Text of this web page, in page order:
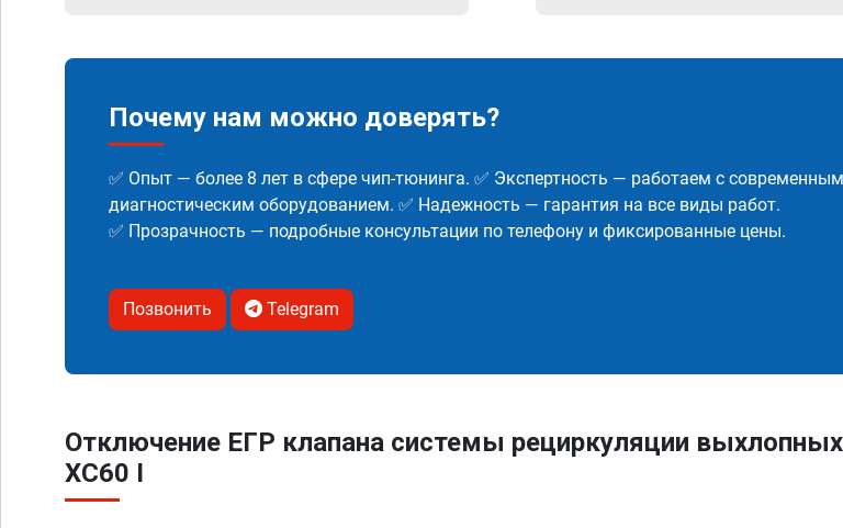
Почему нам можно доверять?
✅ Опыт — более 8 лет в сфере чип-тюнинга. ✅ Экспертность — работаем с
диагностическим оборудованием. ✅ Надежность — гарантия на все виды работ.
✅ Прозрачность — подробные консультации по телефону и фиксированные цены.
Позвонить Telegram
Отключение ЕГР клапана системы рециркуляции
XC60 I